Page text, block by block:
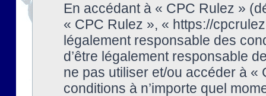
En accédant à « CPC Rulez »
« CPC Rulez », « https://
légalement responsable des
d’être légalement responsable
ne pas utiliser et/ou accéder à
conditions à n’importe quel